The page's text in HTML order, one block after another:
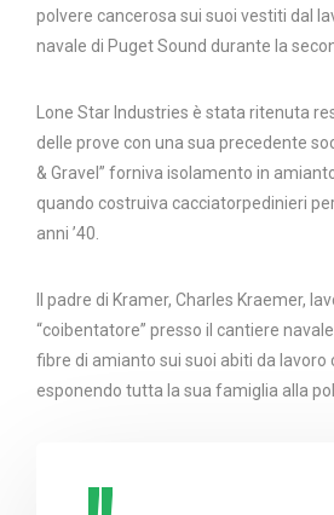
polvere cancerosa sui suoi vestiti dal
navale di Puget Sound durante la
Lone Star Industries è stata ritenuta
delle prove con una sua precedente
& Gravel” forniva isolamento in
quando costruiva cacciatorpedinieri
anni ’40.
Il padre di Kramer, Charles Kraemer,
“coibentatore” presso il cantiere
fibre di amianto sui suoi abiti da lavoro
esponendo tutta la sua famiglia alla